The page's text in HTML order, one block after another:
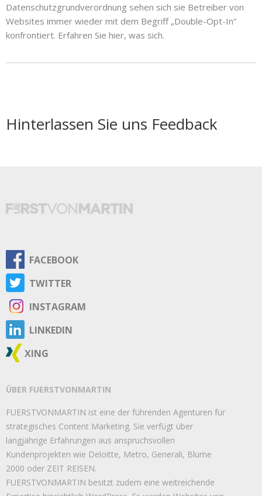
Datenschutzgrundverordnung sehen sich sie Betreiber von
Websites immer wieder mit dem Begriff „Double-Opt-In“
konfrontiert. Erfahren Sie hier, was sich.
Hinterlassen Sie uns Feedback
FACEBOOK
TWITTER
INSTAGRAM
LINKEDIN
XING
ÜBER FUERSTVONMARTIN
FUERSTVONMARTIN ist eine der führenden Agenturen für
strategisches Content Marketing. Sie verfügt über
langjährige Erfahrungen aus anspruchsvollen
Kundenprojekten wie Deloitte, Metro, Generali, Blume
2000 oder ZEIT REISEN.
FUERSTVONMARTIN besitzt zudem eine weitreichende